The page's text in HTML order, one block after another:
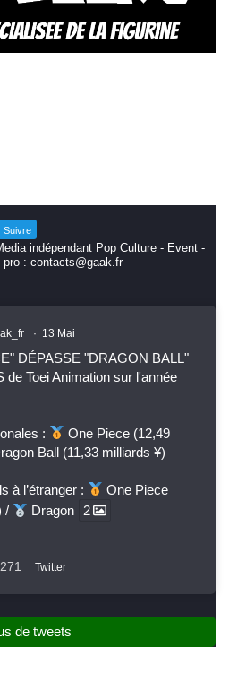
Suivre
indépendant Pop Culture - Event -
pro : contacts@gaak.fr
· 13 Mai
DÉPASSE "DRAGON BALL"
de Toei Animation sur l'année
:
One Piece (12,49
Ball (11,33 milliards ¥)
à l’étranger :
One Piece
/
Dragon 2
271 Twitter
de tweets